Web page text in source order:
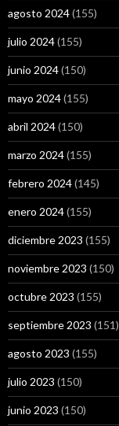
agosto 2024(155)
julio 2024(155)
junio 2024(150)
mayo 2024(155)
abril 2024(150)
marzo 2024(155)
febrero 2024(145)
enero 2024(155)
diciembre 2023 (155)
noviembre 2023 (150)
octubre 2023 (155)
septiembre 2023 (151)
agosto 2023 (155)
julio 2023 (150)
junio 2023 (150)